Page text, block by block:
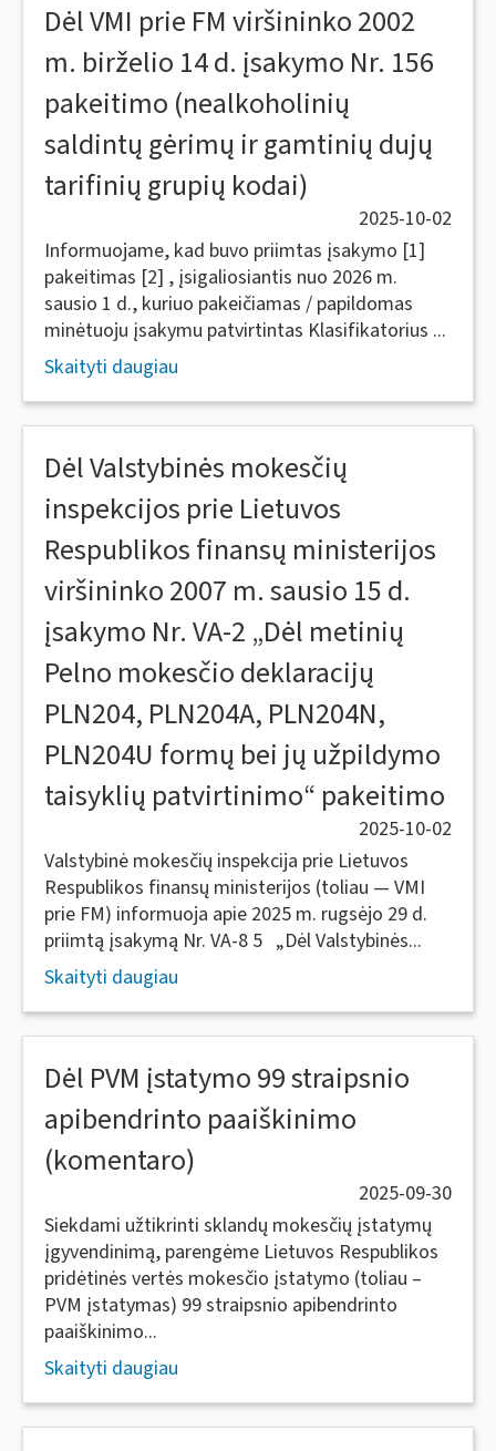
Dėl VMI prie FM viršininko 2002
m. birželio 14 d. įsakymo Nr. 156
pakeitimo (nealkoholinių
saldintų gėrimų ir gamtinių dujų
tarifinių grupių kodai)
2025-10-02
Informuojame, kad buvo priimtas įsakymo [1]
pakeitimas [2] , įsigaliosiantis nuo 2026 m.
sausio 1 d., kuriuo pakeičiamas / papildomas
minėtuoju įsakymu patvirtintas Klasifikatorius ...
Skaityti daugiau
Dėl Valstybinės mokesčių
inspekcijos prie Lietuvos
Respublikos finansų ministerijos
viršininko 2007 m. sausio 15 d.
įsakymo Nr. VA-2 „Dėl metinių
Pelno mokesčio deklaracijų
PLN204, PLN204A, PLN204N,
PLN204U formų bei jų užpildymo
taisyklių patvirtinimo“ pakeitimo
2025-10-02
Valstybinė mokesčių inspekcija prie Lietuvos
Respublikos finansų ministerijos (toliau — VMI
prie FM) informuoja apie 2025 m. rugsėjo 29 d.
priimtą įsakymą Nr. VA-8 5 „Dėl Valstybinės...
Skaityti daugiau
Dėl PVM įstatymo 99 straipsnio
apibendrinto paaiškinimo
(komentaro)
2025-09-30
Siekdami užtikrinti sklandų mokesčių įstatymų
įgyvendinimą, parengėme Lietuvos Respublikos
pridėtinės vertės mokesčio įstatymo (toliau –
PVM įstatymas) 99 straipsnio apibendrinto
paaiškinimo...
Skaityti daugiau